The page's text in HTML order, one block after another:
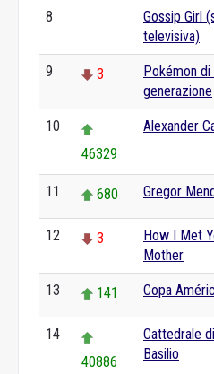
8
Gossip Girl
televisiva)
9 3
Pokémon
generazione
10
46329
Alexander
11 680 Gregor
12 3
How I Met
Mother
13 141 Copa
14
40886
Cattedrale
Basilio